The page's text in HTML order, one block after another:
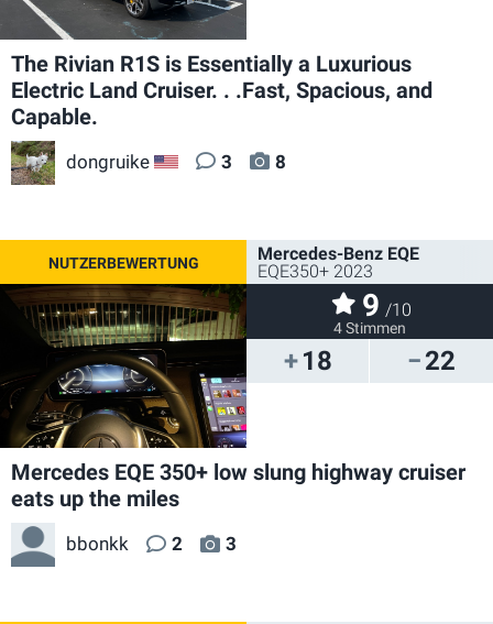
The Rivian R1S is Essentially a Luxurious
Electric Land Cruiser. . .Fast, Spacious, and
Capable.
dongruike US 3 8
18 22
Mercedes-Benz EQE
EQE350+ 2023
9 /10
4 Stimmen
Mercedes EQE 350+ low slung highway cruiser
eats up the miles
bbonkk 2 3